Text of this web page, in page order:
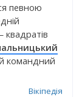
певною
командний
Вікіпедія